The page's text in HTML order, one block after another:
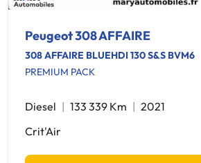
Peugeot 308 AFFAIRE
308 AFFAIRE BLUEHDI 130 S&S BVM6
PREMIUM PACK
Diesel 133 339 Km
2021
Crit'Air